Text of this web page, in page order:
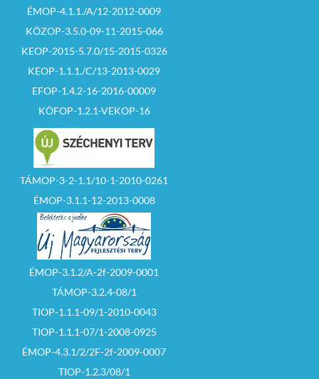
ÉMOP-4.1.1./A/12-2012-0009
KÖZOP-3.5.0-09-11-2015-066
KEOP-2015-5.7.0/15-2015-0326
KEOP-1.1.1./C/13-2013-0029
EFOP-1.4.2-16-2016-00009
KÖFOP-1.2.1-VEKOP-16
TÁMOP-3-2-1.1/10-1-2010-0261
ÉMOP-3.1.1-12-2013-0008
ÉMOP-3.1.2/A-2f-2009-0001
TÁMOP-3.2.4-08/1
TIOP-1.1.1-09/1-2010-0043
TIOP-1.1.1-07/1-2008-0925
ÉMOP-4.3.1/2/2F-2f-2009-0007
TIOP-1.2.3/08/1